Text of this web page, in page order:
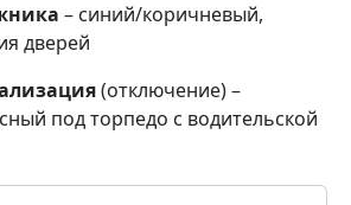
– синий/коричневый,
дверей
(отключение) –
под торпедо с водительской